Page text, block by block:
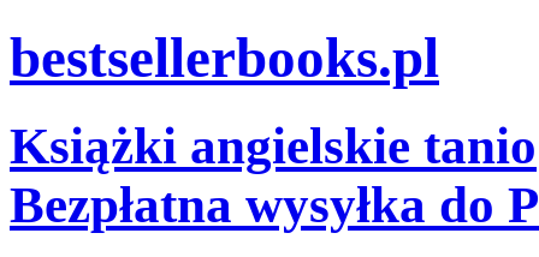
bestsellerbooks.pl
Książki angielskie tanio
Bezpłatna wysyłka do